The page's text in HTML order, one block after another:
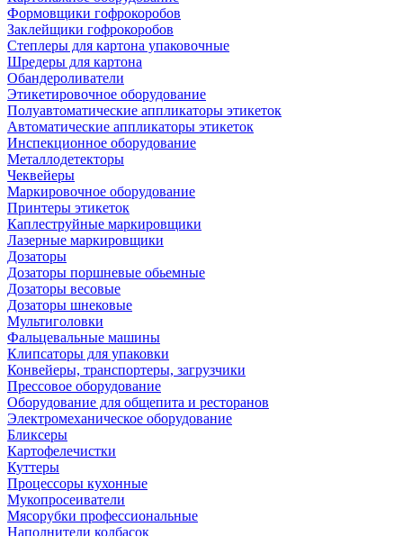
Формовщики гофрокоробов
Заклейщики гофрокоробов
Степлеры для картона упаковочные
Шредеры для картона
Обандероливатели
Этикетировочное оборудование
Полуавтоматические аппликаторы этикеток
Автоматические аппликаторы этикеток
Инспекционное оборудование
Металлодетекторы
Чеквейеры
Маркировочное оборудование
Принтеры этикеток
Каплеструйные маркировщики
Лазерные маркировщики
Дозаторы
Дозаторы поршневые обьемные
Дозаторы весовые
Дозаторы шнековые
Мультиголовки
Фальцевальные машины
Клипсаторы для упаковки
Конвейеры, транспортеры, загрузчики
Прессовое оборудование
Оборудование для общепита и ресторанов
Электромеханическое оборудование
Бликсеры
Картофелечистки
Куттеры
Процессоры кухонные
Мукопросеиватели
Мясорубки профессиональные
Наполнители колбасок